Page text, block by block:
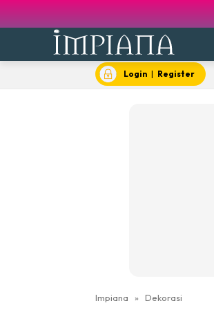
Login | Register
Impiana » Dekorasi